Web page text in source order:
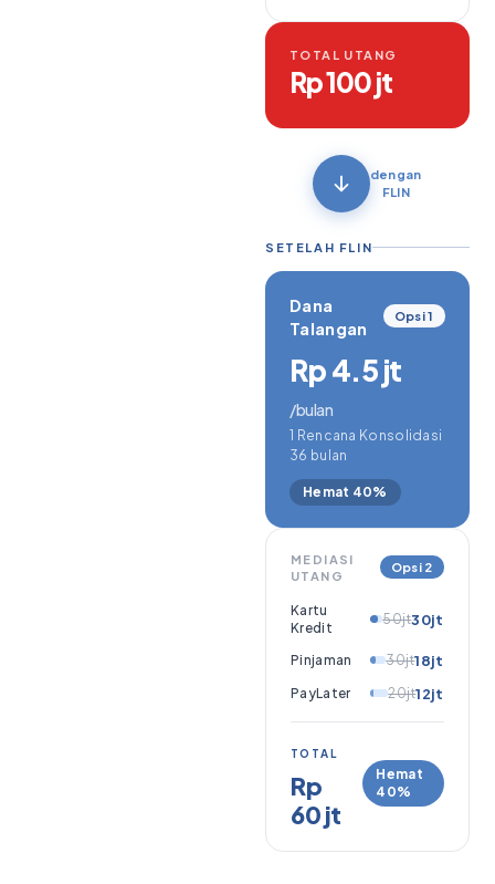
TOTAL UTANG
Rp 100 jt
dengan
FLIN
SETELAH FLIN
Dana
Talangan
Opsi 1
Rp 4.5 jt
/bulan
1 Rencana Konsolidasi
36 bulan
Hemat 40%
MEDIASI
UTANG
Opsi 2
Kartu
Kredit
50jt30jt
Pinjaman 30jt18jt
PayLater 20jt12jt
TOTAL
Rp
60 jt
Hemat
40%